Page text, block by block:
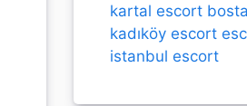
kartal escort
kadıköy escort
istanbul escort